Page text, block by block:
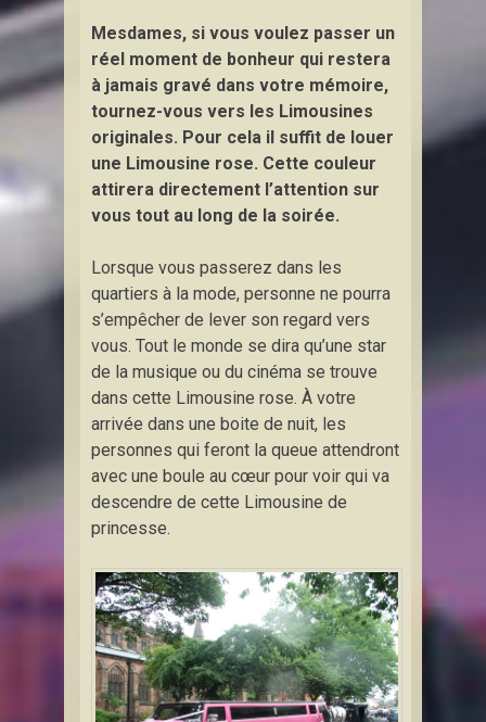
Mesdames, si vous voulez passer un
réel moment de bonheur qui restera
à jamais gravé dans votre mémoire,
tournez-vous vers les Limousines
originales. Pour cela il suffit de louer
une Limousine rose. Cette couleur
attirera directement l’attention sur
vous tout au long de la soirée.
Lorsque vous passerez dans les
quartiers à la mode, personne ne pourra
s’empêcher de lever son regard vers
vous. Tout le monde se dira qu’une star
de la musique ou du cinéma se trouve
dans cette Limousine rose. À votre
arrivée dans une boite de nuit, les
personnes qui feront la queue attendront
avec une boule au cœur pour voir qui va
descendre de cette Limousine de
princesse.